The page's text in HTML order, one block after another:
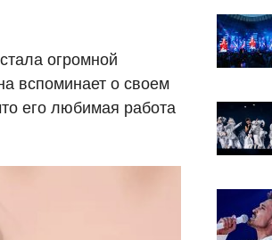
огромной
вспоминает о своем
его любимая работа